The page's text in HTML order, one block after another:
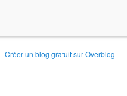
Créer un blog gratuit sur Overblog